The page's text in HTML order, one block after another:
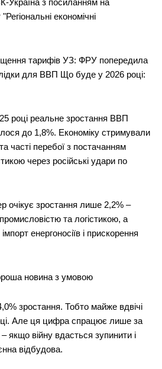
економічні
тарифів УЗ: ФРУ попередила
для ВВП Що буде у 2026 році:
році реальне зростання ВВП
до 1,8%. Економіку стримували
часті перебої з постачанням
через російські удари по
очікує зростання лише 2,2% –
та логістикою, а
енергоносіїв і прискорення
новина з умовою
зростання. Тобто майже вдвічі
Але ця цифра спрацює лише за
якщо війну вдасться зупинити і
відбудова.